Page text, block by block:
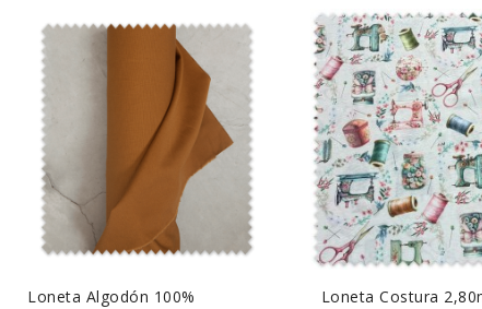
Loneta Algodón 100%
Loneta Costura